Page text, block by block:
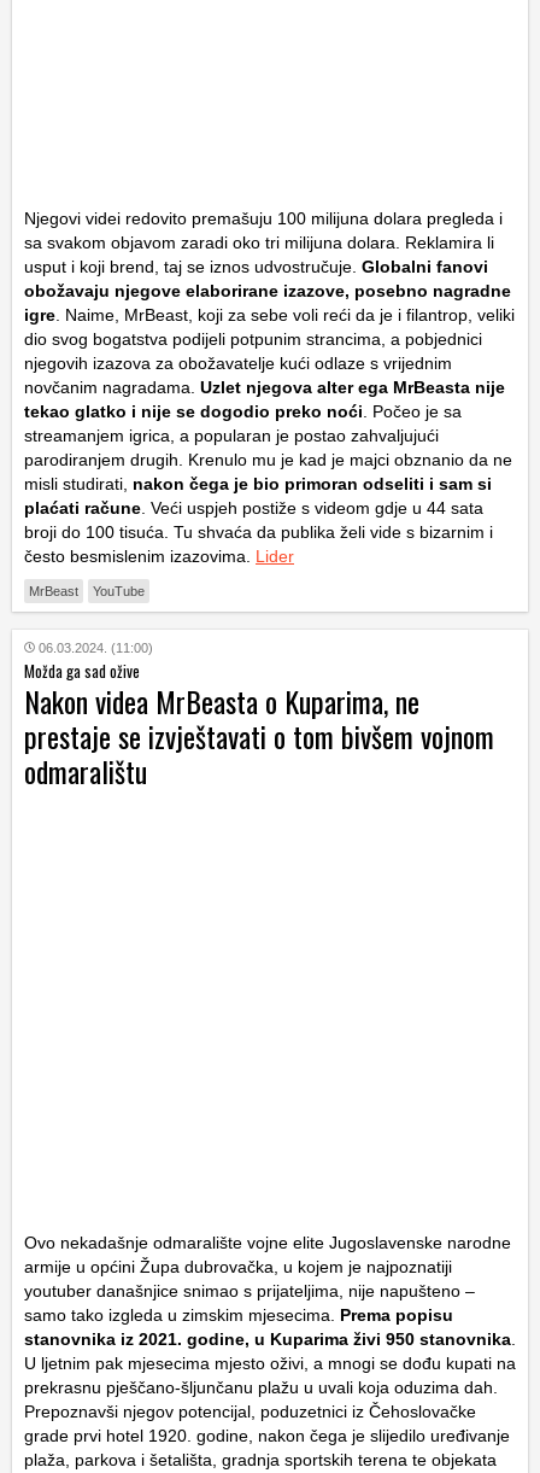
Njegovi videi redovito premašuju 100 milijuna dolara pregleda i
sa svakom objavom zaradi oko tri milijuna dolara. Reklamira li
usput i koji brend, taj se iznos udvostručuje. Globalni fanovi
obožavaju njegove elaborirane izazove, posebno nagradne
igre . Naime, MrBeast, koji za sebe voli reći da je i filantrop, veliki
dio svog bogatstva podijeli potpunim strancima, a pobjednici
njegovih izazova za obožavatelje kući odlaze s vrijednim
novčanim nagradama. Uzlet njegova alter ega MrBeasta nije
tekao glatko i nije se dogodio preko noći . Počeo je sa
streamanjem igrica, a popularan je postao zahvaljujući
parodiranjem drugih. Krenulo mu je kad je majci obznanio da ne
misli studirati, nakon čega je bio primoran odseliti i sam si
plaćati račune . Veći uspjeh postiže s videom gdje u 44 sata
broji do 100 tisuća. Tu shvaća da publika želi vide s bizarnim i
često besmislenim izazovima. Lider
MrBeast YouTube
06.03.2024. (11:00)
Možda ga sad ožive
Nakon videa MrBeasta o Kuparima, ne
prestaje se izvještavati o tom bivšem vojnom
odmaralištu
Ovo nekadašnje odmaralište vojne elite Jugoslavenske narodne
armije u općini Župa dubrovačka, u kojem je najpoznatiji
youtuber današnjice snimao s prijateljima, nije napušteno –
samo tako izgleda u zimskim mjesecima. Prema popisu
stanovnika iz 2021. godine, u Kuparima živi 950 stanovnika
U ljetnim pak mjesecima mjesto oživi, a mnogi se dođu kupati na
prekrasnu pješčano-šljunčanu plažu u uvali koja oduzima dah.
Prepoznavši njegov potencijal, poduzetnici iz Čehoslovačke
grade prvi hotel 1920. godine, nakon čega je slijedilo uređivanje
plaža, parkova i šetališta, gradnja sportskih terena te objekata